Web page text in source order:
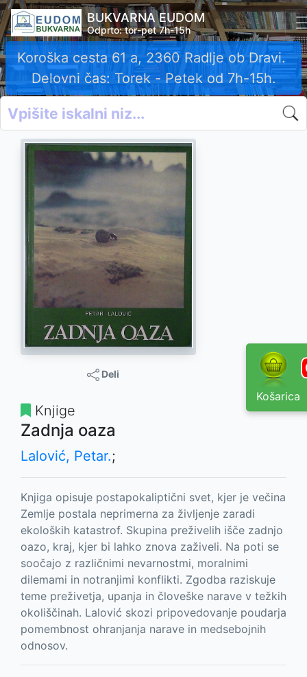
BUKVARNA EUDOM
Odprto: tor-pet 7h-15h
Koroška cesta 61 a, 2360 Radlje ob Dravi.
Delovni čas: Torek - Petek od 7h-15h.
Košarica
Deli
Knjige
Zadnja oaza
Lalović, Petar.;
Knjiga opisuje postapokaliptični svet, kjer je večina
Zemlje postala neprimerna za življenje zaradi
ekoloških katastrof. Skupina preživelih išče zadnjo
oazo, kraj, kjer bi lahko znova zaživeli. Na poti se
soočajo z različnimi nevarnostmi, moralnimi
dilemami in notranjimi konflikti. Zgodba raziskuje
teme preživetja, upanja in človeške narave v težkih
okoliščinah. Lalović skozi pripovedovanje poudarja
pomembnost ohranjanja narave in medsebojnih
odnosov.